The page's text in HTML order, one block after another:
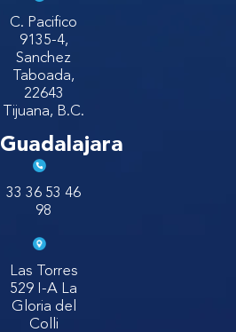
C. Pacifico
9135-4,
Sanchez
Taboada,
22643
Tijuana, B.C.
Guadalajara
33 36 53 46
98
Las Torres
529 I-A La
Gloria del
Colli